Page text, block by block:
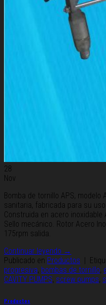
28
Nov
Bomba de tornillo APS, modelo
sanitaria, fabricada para su
Construida en acero inoxidable
Sello mecánico. Rotor Acero
175rpm salida.
Continuar leyendo →
Publicado en Productos |
progresiva, bombas de tornillo,
CAVITY PUMPS, screw pumps,
Productos